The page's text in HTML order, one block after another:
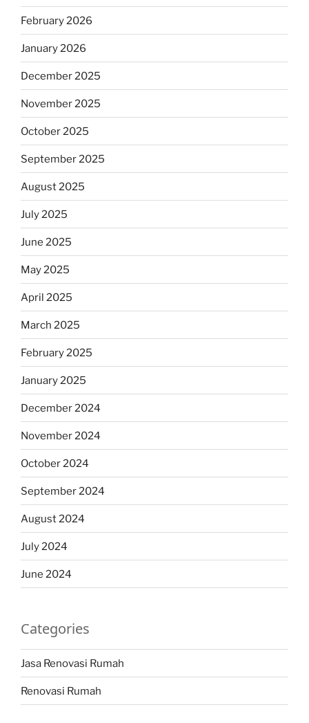
February 2026
January 2026
December 2025
November 2025
October 2025
September 2025
August 2025
July 2025
June 2025
May 2025
April 2025
March 2025
February 2025
January 2025
December 2024
November 2024
October 2024
September 2024
August 2024
July 2024
June 2024
Categories
Jasa Renovasi Rumah
Renovasi Rumah